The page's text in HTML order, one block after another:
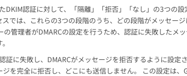
DKIM認証に対して、「隔離」「拒否」「なし」の3つの
スでは、これらの3つの段階のうち、どの段階がメッセー
の管理者がDMARCの設定を行うため、認証に失敗したメ
証に失敗し、DMARCがメッセージを拒否するように設定
ジを完全に拒否し、どこにも送信しません。 この設定は